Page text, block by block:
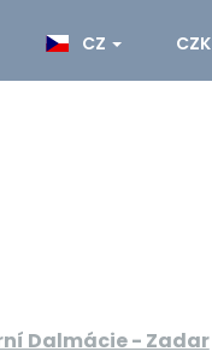
CZ CZK
Dalmácie - Zadar